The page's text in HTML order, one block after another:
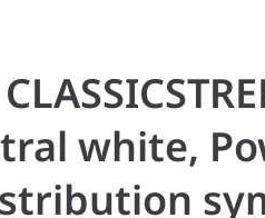
white,